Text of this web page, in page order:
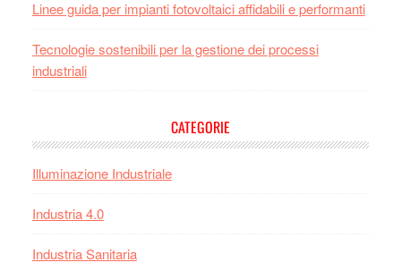
Linee guida per impianti fotovoltaici affidabili e performanti
Tecnologie sostenibili per la gestione dei processi
industriali
CATEGORIE
Illuminazione Industriale
Industria 4.0
Industria Sanitaria